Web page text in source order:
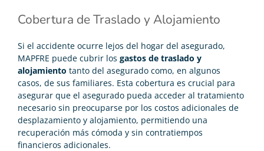
Cobertura de Traslado y Alojamiento
Si el accidente ocurre lejos del hogar del asegurado,
MAPFRE puede cubrir los gastos de traslado y
alojamiento tanto del asegurado como, en algunos
casos, de sus familiares. Esta cobertura es crucial para
asegurar que el asegurado pueda acceder al tratamiento
necesario sin preocuparse por los costos adicionales de
desplazamiento y alojamiento, permitiendo una
recuperación más cómoda y sin contratiempos
financieros adicionales.